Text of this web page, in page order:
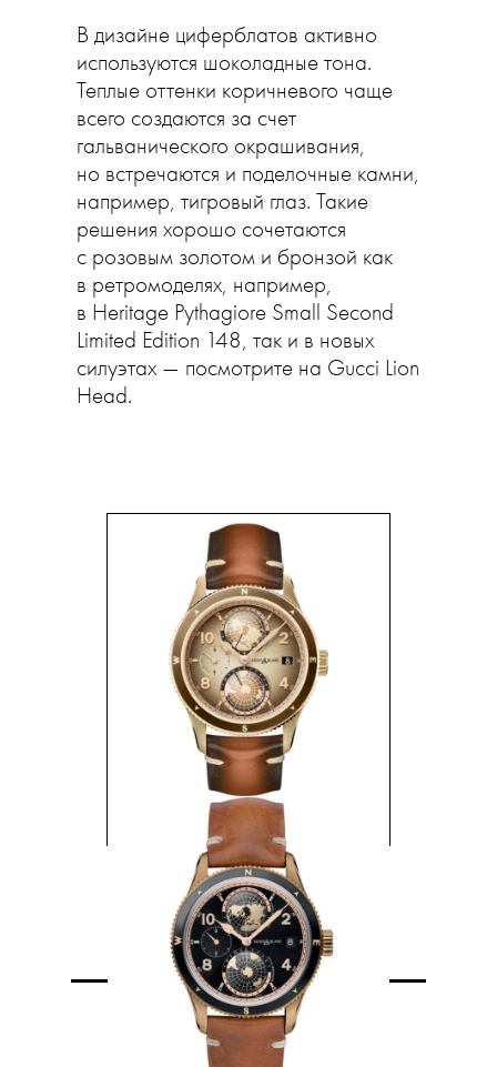
В дизайне циферблатов активно
используются шоколадные тона.
Теплые оттенки коричневого чаще
всего создаются за счет
гальванического окрашивания,
но встречаются и поделочные камни,
например, тигровый глаз. Такие
решения хорошо сочетаются
с розовым золотом и бронзой как
в ретромоделях, например,
в Heritage Pythagiore Small Second
Limited Edition 148, так и в новых
силуэтах — посмотрите на Gucci Lion
Head.
Зеленый